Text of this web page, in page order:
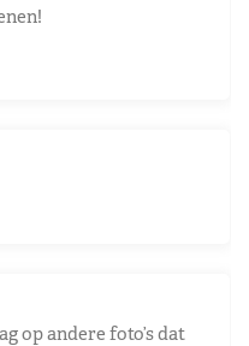
op andere foto’s dat